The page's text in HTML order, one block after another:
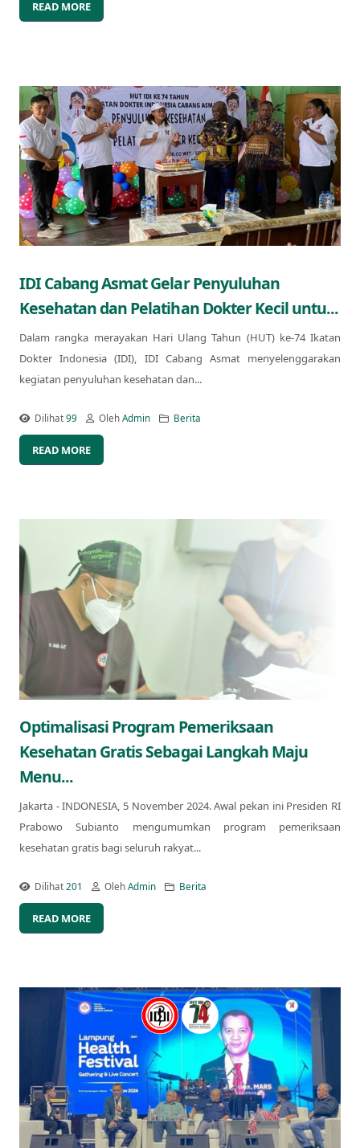
READ MORE
IDI Cabang Asmat Gelar Penyuluhan
Kesehatan dan Pelatihan Dokter Kecil untu...
Dalam rangka merayakan Hari Ulang Tahun (HUT) ke-74 Ikatan
Dokter Indonesia (IDI), IDI Cabang Asmat menyelenggarakan
kegiatan penyuluhan kesehatan dan...
Dilihat99 OlehAdmin Berita
READ MORE
Optimalisasi Program Pemeriksaan
Kesehatan Gratis Sebagai Langkah Maju
Menu...
Jakarta - INDONESIA, 5 November 2024. Awal pekan ini Presiden RI
Prabowo Subianto mengumumkan program pemeriksaan
kesehatan gratis bagi seluruh rakyat...
Dilihat201 OlehAdmin Berita
READ MORE